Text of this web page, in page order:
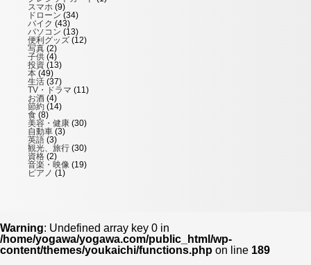
スマホ (9)
ドローン (34)
バイク (43)
パソコン (13)
便利グッズ (12)
写真 (2)
子供 (4)
投資 (13)
本 (49)
生活 (37)
TV・ドラマ (11)
お酒 (4)
節約 (14)
食 (8)
美容・健康 (30)
自動車 (3)
英語 (3)
観光、旅行 (30)
資格 (2)
音楽・映像 (19)
ピアノ (1)
Warning: Undefined array key 0 in
/home/yogawa/yogawa.com/public_html/wp-
content/themes/youkaichi/functions.php on line 189